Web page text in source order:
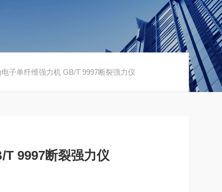
子单纤维强力机 GB/T 9997断裂强力仪
9997断裂强力仪